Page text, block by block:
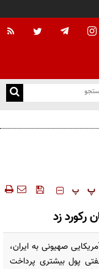
است
‍‍‍ پ پ
رکورد زد
صهیونی به ایران،
نفتی پول بیشتری پرداخت